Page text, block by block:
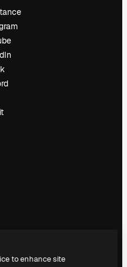
to enhance site